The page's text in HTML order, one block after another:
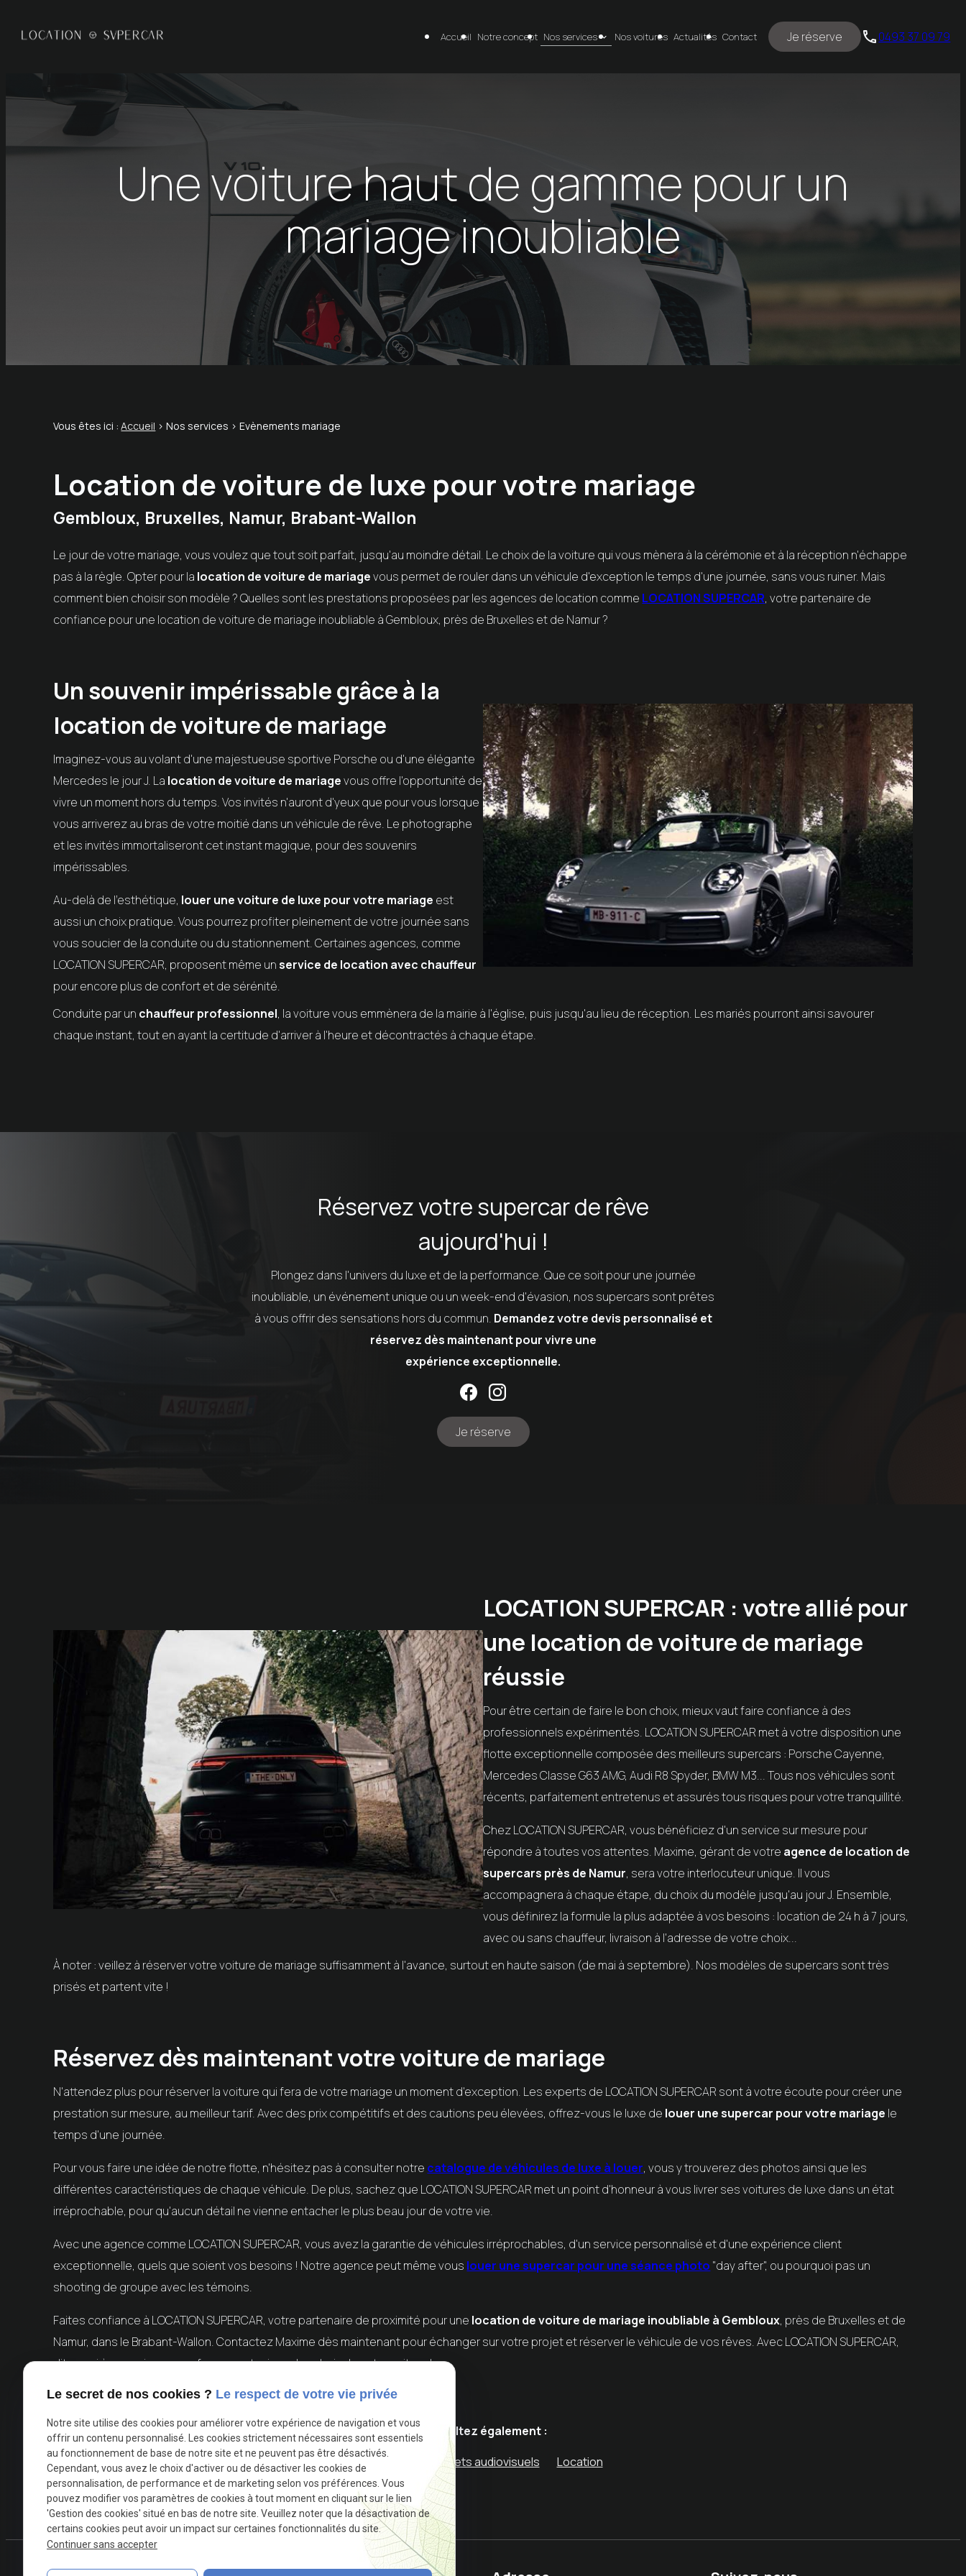
Accueil Notre concept Nos services Nos voitures Actualités Contact Je réserve phone0493 37 09 79
Une voiture haut de gamme pour un
mariage inoubliable
Vous êtes ici : Accueil >Nos services > Evènements mariage
Location de voiture de luxe pour votre mariage
Gembloux, Bruxelles, Namur, Brabant-Wallon
Le jour de votre mariage, vous voulez que tout soit parfait, jusqu'au moindre détail. Le choix de la voiture qui vous mènera à la cérémonie et à la réception n'échappe
pas à la règle. Opter pour la location de voiture de mariagevous permet de rouler dans un véhicule d'exception le temps d'une journée, sans vous ruiner. Mais
comment bien choisir son modèle ? Quelles sont les prestations proposées par les agences de location comme LOCATION SUPERCAR, votre partenaire de
confiance pour une location de voiture de mariage inoubliable à Gembloux, près de Bruxelles et de Namur ?
Un souvenir impérissable grâce à la
location de voiture de mariage
Imaginez-vous au volant d'une majestueuse sportive Porsche ou d'une élégante
Mercedes le jour J. La location de voiture de mariagevous offre l'opportunité de
vivre un moment hors du temps. Vos invités n'auront d'yeux que pour vous lorsque
vous arriverez au bras de votre moitié dans un véhicule de rêve. Le photographe
et les invités immortaliseront cet instant magique, pour des souvenirs
impérissables.
Au-delà de l'esthétique, louer une voiture de luxe pour votre mariage est
aussi un choix pratique. Vous pourrez profiter pleinement de votre journée sans
vous soucier de la conduite ou du stationnement. Certaines agences, comme
LOCATION SUPERCAR, proposent même unservice de location avec chauffeur
pour encore plus de confort et de sérénité.
Conduite par un chauffeur professionnel, la voiture vous emmènera de la mairie à l'église, puis jusqu'au lieu de réception. Les mariés pourront ainsi savourer
chaque instant, tout en ayant la certitude d'arriver à l'heure et décontractés à chaque étape.
Réservez votre supercar de rêve
aujourd'hui !
Plongez dans l'univers du luxe et de la performance. Que ce soit pour une journée
inoubliable, un événement unique ou un week-end d'évasion, nos supercars sont prêtes
à vous offrir des sensations hors du commun. Demandez votre devis personnalisé et
réservez dès maintenant pour vivre une
expérience exceptionnelle.
Je réserve
LOCATION SUPERCAR : votre allié pour
une location de voiture de mariage
réussie
Pour être certain de faire le bon choix, mieux vaut faire confiance à des
professionnels expérimentés. LOCATION SUPERCAR met à votre disposition une
flotte exceptionnelle composée des meilleurs supercars : Porsche Cayenne,
Mercedes Classe G63 AMG, Audi R8 Spyder, BMW M3... Tous nos véhicules sont
récents, parfaitement entretenus et assurés tous risques pour votre tranquillité.
ChezLOCATION SUPERCAR, vous bénéficiez d'un service sur mesure pour
répondre à toutes vos attentes. Maxime, gérant de votre agence de location de
supercars près de Namur, sera votre interlocuteur unique. Il vous
accompagnera à chaque étape, du choix du modèle jusqu'au jour J. Ensemble,
vous définirez la formule la plus adaptée à vos besoins : location de 24 h à 7 jours,
avec ou sans chauffeur, livraison à l'adresse de votre choix...
À noter : veillez à réserver votre voiture de mariage suffisamment à l'avance, surtout en haute saison (de mai à septembre). Nos modèles de supercars sont très
prisés et partent vite !
Réservez dès maintenant votre voiture de mariage
N'attendez plus pour réserver la voiture qui fera de votre mariage un moment d'exception. Les experts de LOCATION SUPERCAR sont à votre écoute pour créer une
prestation sur mesure, au meilleur tarif. Avec des prix compétitifs et des cautions peu élevées, offrez-vous le luxe de louer une supercar pour votre mariage le
temps d'une journée.
Pour vous faire une idée de notre flotte, n'hésitez pas à consulter notre catalogue de véhicules de luxe à louer, vous y trouverez des photos ainsi que les
différentes caractéristiques de chaque véhicule. De plus, sachez que LOCATION SUPERCAR met un point d'honneur à vous livrer ses voitures de luxe dans un état
irréprochable, pour qu'aucun détail ne vienne entacher le plus beau jour de votre vie.
Avec une agence comme LOCATION SUPERCAR, vous avez la garantie de véhicules irréprochables, d'un service personnalisé et d'une expérience client
exceptionnelle, quels que soient vos besoins ! Notre agence peut même vous louer une supercar pour une séance photo "day after", ou pourquoi pas un
shooting de groupe avec les témoins.
Faites confiance à LOCATION SUPERCAR, votre partenaire de proximité pour une location de voiture de mariage inoubliable à Gembloux, près de Bruxelles et de
Namur, dans le Brabant-Wallon. Contactez Maxime dès maintenant pour échanger sur votre projet et réserver le véhicule de vos rêves. AvecLOCATION SUPERCAR,
dites oui à un mariage sans fausse note, jusqu'au choix de votre voiture !
Consultez également :
Nos services
Projets audiovisuels Location
Le secret de nos cookies ? Le respect de votre vie privée
Notre site utilise des cookies pour améliorer votre expérience de navigation et vous
offrir un contenu personnalisé. Les cookies strictement nécessaires sont essentiels
au fonctionnement de base de notre site et ne peuvent pas être désactivés.
Cependant, vous avez le choix d'activer ou de désactiver les cookies de
personnalisation, de performance et de marketing selon vos préférences. Vous
pouvez modifier vos paramètres de cookies à tout moment en cliquant sur le lien
'Gestion des cookies' situé en bas de notre site. Veuillez noter que la désactivation de
certains cookies peut avoir un impact sur certaines fonctionnalités du site.
Continuer sans accepter